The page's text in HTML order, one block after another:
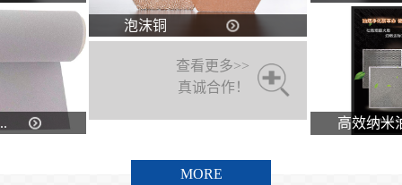
泡沫铜
查看更多>>
真诚合作！
高效纳米
MORE